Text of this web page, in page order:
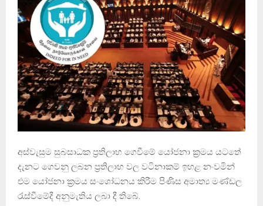
අස්වැසුම සුබසාධක ප්‍රතිලාභ ගෙවීමේ යෝජනා ක්‍රමය යටතේ
දැනට ගෙවනු ලබන ප්‍රතිලාභ වල වටිනාකම් ඉහළ නංවමින්
එම යෝජනා ක්‍රමය සංශෝධනය කිරීම පිණිස අමාත්‍ය මණ්ඩල
රැස්වීමේදී අනුමැතිය ලබා දී තිබේ.